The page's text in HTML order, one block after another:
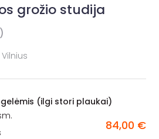
grožio studija
(ilgi stori plaukai)
84,00 €